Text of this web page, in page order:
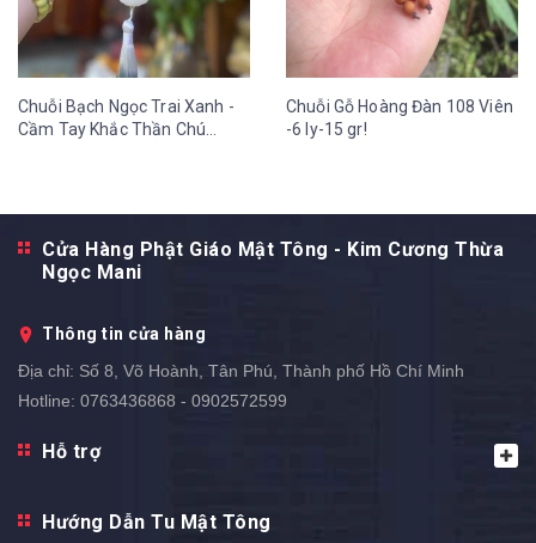
Chuỗi Bạch Ngọc Trai Xanh -
Cầm Tay Khắc Thần Chú
Chuỗi Gỗ Hoàng Đàn 108 Viên
-6 ly-15 gr!
Cửa Hàng Phật Giáo Mật Tông - Kim Cương Thừa
Ngọc Mani
Thông tin cửa hàng
Địa chỉ: Số 8, Võ Hoành, Tân Phú, Thành phố Hồ Chí Minh
Hotline: 0763436868 - 0902572599
Hỗ trợ
Hướng Dẫn Tu Mật Tông